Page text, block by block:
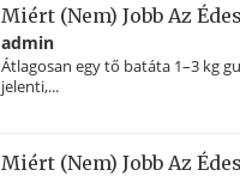
Miért (nem) Jobb Az
admin
Átlagosan egy tő batáta 1–3 kg
jelenti,...
Miért (nem) Jobb Az